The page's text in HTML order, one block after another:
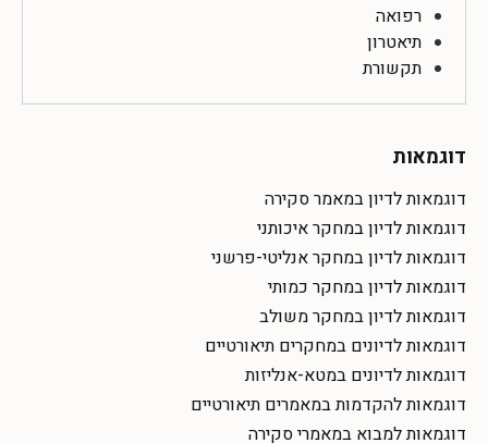
רפואה
תיאטרון
תקשורת
דוגמאות
דוגמאות לדיון במאמר סקירה
דוגמאות לדיון במחקר איכותני
דוגמאות לדיון במחקר אנליטי-פרשני
דוגמאות לדיון במחקר כמותי
דוגמאות לדיון במחקר משולב
דוגמאות לדיונים במחקרים תיאורטיים
דוגמאות לדיונים במטא-אנליזות
דוגמאות להקדמות במאמרים תיאורטיים
דוגמאות למבוא במאמרי סקירה